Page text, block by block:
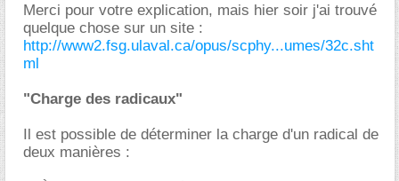
Merci pour votre explication, mais hier soir j'ai trouvé
quelque chose sur un site :
http://www2.fsg.ulaval.ca/opus/scphy...umes/32c.sht
ml
"Charge des radicaux"
Il est possible de déterminer la charge d'un radical de
deux manières :